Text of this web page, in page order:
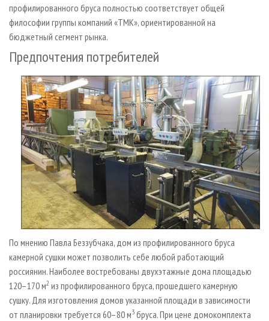
профилированного бруса полностью соответствует общей
философии группы компаний «ТМК», ориентированной на
бюджетный сегмент рынка.
Предпочтения потребителей
По мнению Павла Беззубчака, дом из профилированного бруса
камерной сушки может позволить себе любой работающий
россиянин. Наиболее востребованы двухэтажные дома площадью
120–170 м2 из профилированного бруса, прошедшего камерную
сушку. Для изготовления домов указанной площади в зависимости
от планировки требуется 60–80 м3 бруса. При цене домокомплекта